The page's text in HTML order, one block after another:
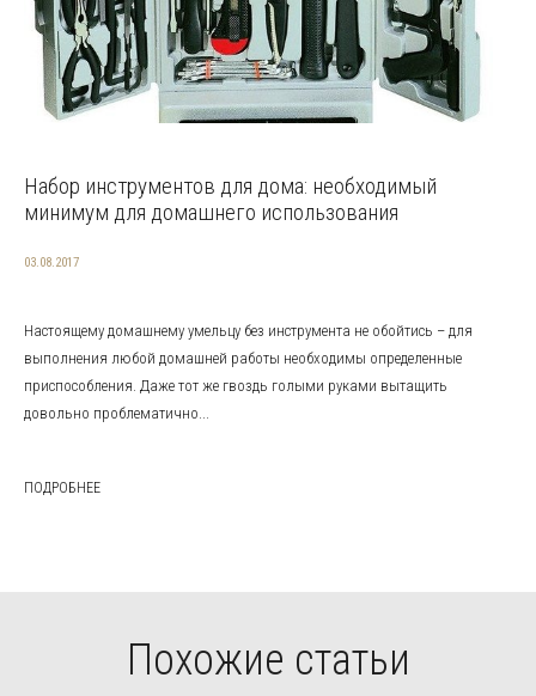
Набор инструментов для дома: необходимый
минимум для домашнего использования
03.08.2017
Настоящему домашнему умельцу без инструмента не обойтись – для
выполнения любой домашней работы необходимы определенные
приспособления. Даже тот же гвоздь голыми руками вытащить
довольно проблематично...
ПОДРОБНЕЕ
Похожие статьи